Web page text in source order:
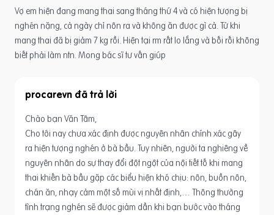
Vợ em hiện đang mang thai sang tháng thứ 4 và có hiện tượng bị
nghén nặng, cả ngày chỉ nôn ra và không ăn được gì cả. Từ khi
mang thai đã bị giảm 7 kg rồi. Hiện tại rm rất lo lắng và bối rối không
biết phải làm ntn. Mong bác sĩ tư vấn giúp
procarevn
Chào bạn Văn Tâm,
Cho tới nay chưa xác định được nguyên nhân chính xác gây
ra hiện tượng nghén ở bà bầu. Tuy nhiên, người ta nghiêng về
nguyên nhân do sự thay đổi đột ngột của nội tiết tố khi mang
thai khiến bà bầu gặp các biểu hiện khó chịu: nôn, buồn nôn,
chán ăn, nhạy cảm một số mùi vị nhất định,… Thông thường
tình trạng nghén sẽ được giảm dần khi bạn bước vào tháng